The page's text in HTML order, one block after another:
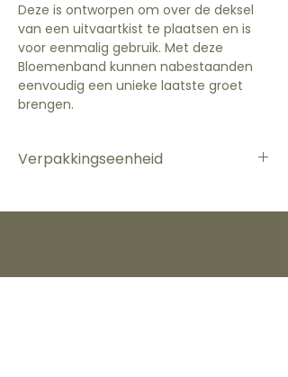
Deze is ontworpen om over de deksel
van een uitvaartkist te plaatsen en is
voor eenmalig gebruik. Met deze
Bloemenband kunnen nabestaanden
eenvoudig een unieke laatste groet
brengen.
Verpakkingseenheid